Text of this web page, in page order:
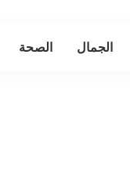
الجمال الصحة